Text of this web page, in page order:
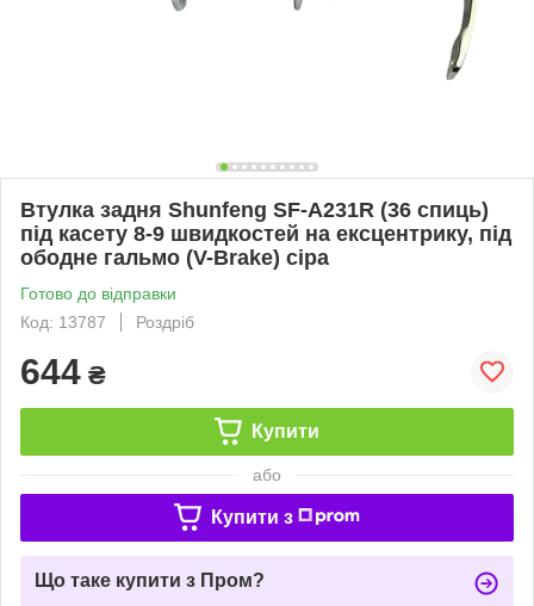
Втулка задня Shunfeng SF-A231R (36 спиць)
під касету 8-9 швидкостей на ексцентрику, під
ободне гальмо (V-Brake) сіра
Готово до відправки
Код: 13787
Роздріб
644 ₴
Купити
або
Купити з
Що таке купити з Пром?